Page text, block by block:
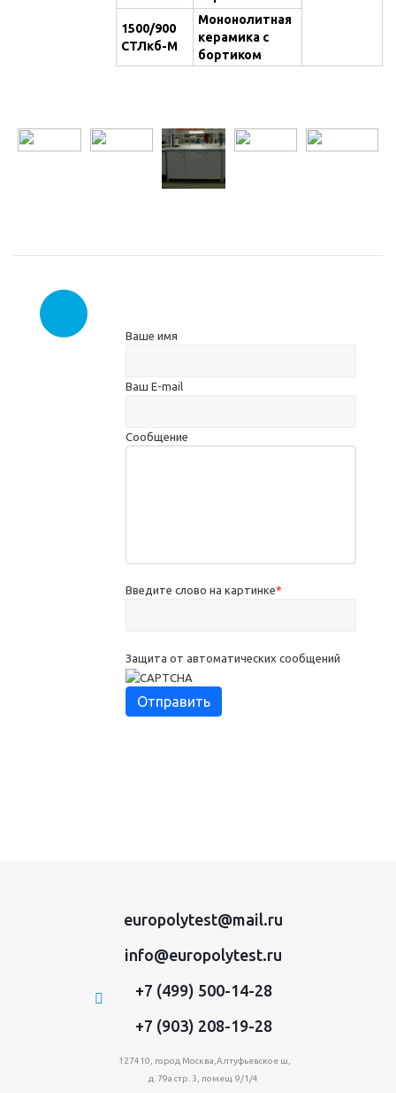
1500/900
СТЛкб-М
Мононолитная
керамика с
бортиком
Ваше имя
Ваш E-mail
Сообщение
Введите слово на картинке*
Защита от автоматических сообщений
europolytest@mail.ru
info@europolytest.ru
+7 (499) 500-14-28
+7 (903) 208-19-28
127410, город Москва,Алтуфьевское ш,
д. 79а стр. 3, помещ. 9/1/4